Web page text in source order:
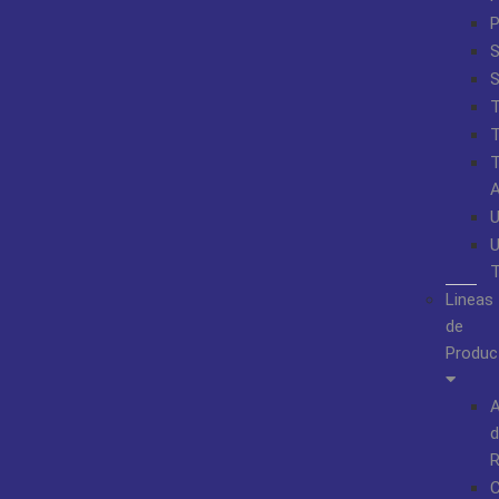
Lineas
de